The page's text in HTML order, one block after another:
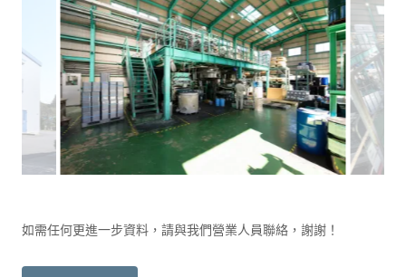
如需任何更進一步資料，請與我們營業人員聯絡，謝謝！